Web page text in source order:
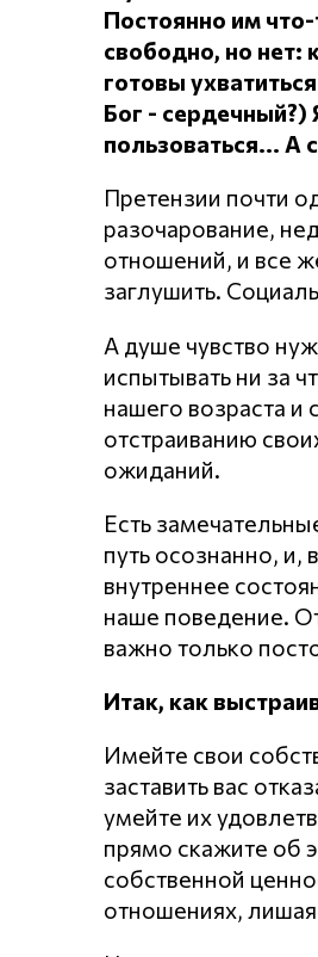
Постоянно им
свободно, но нет:
готовы
Бог -
пользоваться... А
Претензии почти
разочарование,
отношений, и все
заглушить.
А душе чувство
испытывать ни за
нашего возраста и
отстраиванию
ожиданий.
Есть
путь осознанно,
внутреннее
наше поведение.
важно только
Итак, как
Имейте свои
заставить вас
умейте их
прямо скажите об
собственной
отношениях, лишая